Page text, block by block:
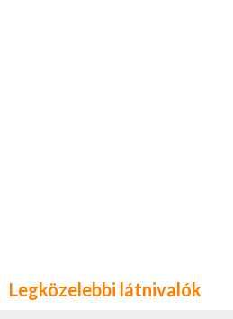
Legközelebbi látnivalók